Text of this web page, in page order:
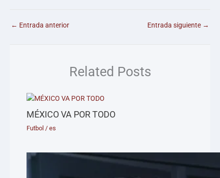
← Entrada anterior Entrada siguiente →
Related Posts
MÉXICO VA POR TODO
Futbol /es